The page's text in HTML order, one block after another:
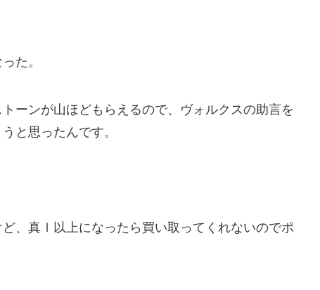
た。
ーンが山ほどもらえるので、ヴォルクスの助言を
と思ったんです。
、真Ⅰ以上になったら買い取ってくれないのでポ